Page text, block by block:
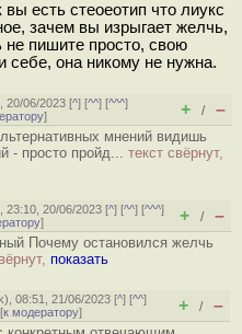
вы есть стеоеотип что лиукс
зачем вы изрыгает желчь,
не пишите просто, свою
себе, она никому не нужна.
20/06/2023 [^] [^^] [^^^]
] + / –
мнений видишь
- просто пройд... текст свёрнут,
23:10, 20/06/2023 [^] [^^] [^^^]
] + / –
Почему остановился желчь
показать
), 08:51, 21/06/2023 [^] [^^]
к модератору] + / –